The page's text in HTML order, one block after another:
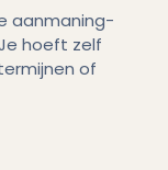
aanmaning-
hoeft zelf
of